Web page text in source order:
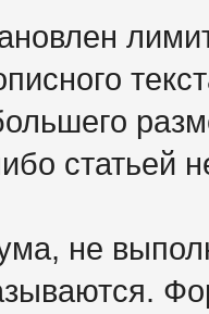
статьей
не